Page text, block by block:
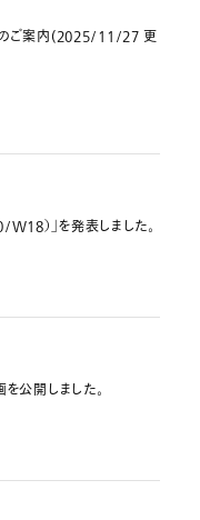
のご案内(2025/11/27 更
）」を発表しました。
公開しました。